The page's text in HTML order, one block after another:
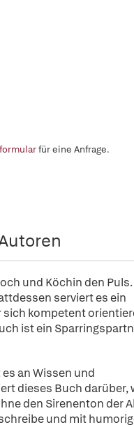
für eine Anfrage.
und Köchin den
serviert es ein
sich kompetent
ist ein
an Wissen und
dieses Buch darüber,
den Sirenenton der
und mit